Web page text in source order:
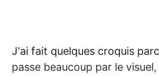
J'ai fait quelques croquis
passe beaucoup par le